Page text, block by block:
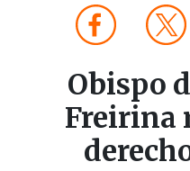
Obispo
Freirina